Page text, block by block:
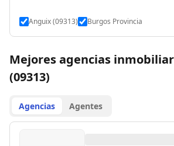
Anguix (09313) Burgos Provincia
Mejores agencias
(09313)
Agencias Agentes